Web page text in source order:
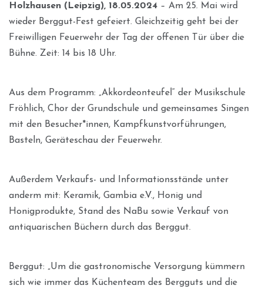
Holzhausen (Leipzig), 18.05.2024 – Am 25. Mai wird
wieder Berggut-Fest gefeiert. Gleichzeitig geht bei der
Freiwilligen Feuerwehr der Tag der offenen Tür über die
Bühne. Zeit: 14 bis 18 Uhr.
Aus dem Programm: „Akkordeonteufel“ der Musikschule
Fröhlich, Chor der Grundschule und gemeinsames Singen
mit den Besucher*innen, Kampfkunstvorführungen,
Basteln, Geräteschau der Feuerwehr.
Außerdem Verkaufs- und Informationsstände unter
anderm mit: Keramik, Gambia e.V., Honig und
Honigprodukte, Stand des NaBu sowie Verkauf von
antiquarischen Büchern durch das Berggut.
Berggut: „Um die gastronomische Versorgung kümmern
sich wie immer das Küchenteam des Bergguts und die